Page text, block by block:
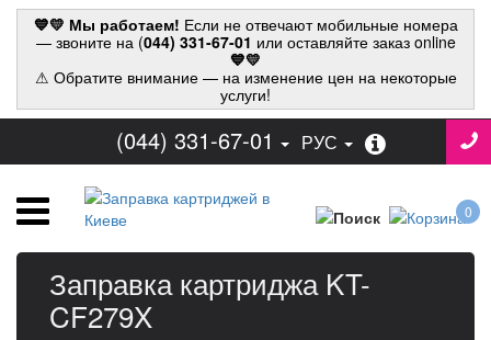
💙💛 Мы работаем! Если не отвечают мобильные номера
— звоните на (044) 331-67-01 или оставляйте заказ online
💙💛
⚠ Обратите внимание — на изменение цен на некоторые
услуги!
(044) 331-67-01 РУС
0
Заправка картриджа KT-
CF279X